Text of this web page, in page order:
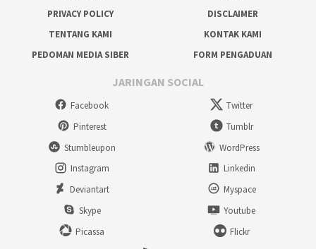
PRIVACY POLICY
DISCLAIMER
TENTANG KAMI
KONTAK KAMI
PEDOMAN MEDIA SIBER
FORM PENGADUAN
JARINGAN SOCIAL
Facebook
Twitter
Pinterest
Tumblr
Stumbleupon
WordPress
Instagram
Linkedin
Deviantart
Myspace
Skype
Youtube
Picassa
Flickr